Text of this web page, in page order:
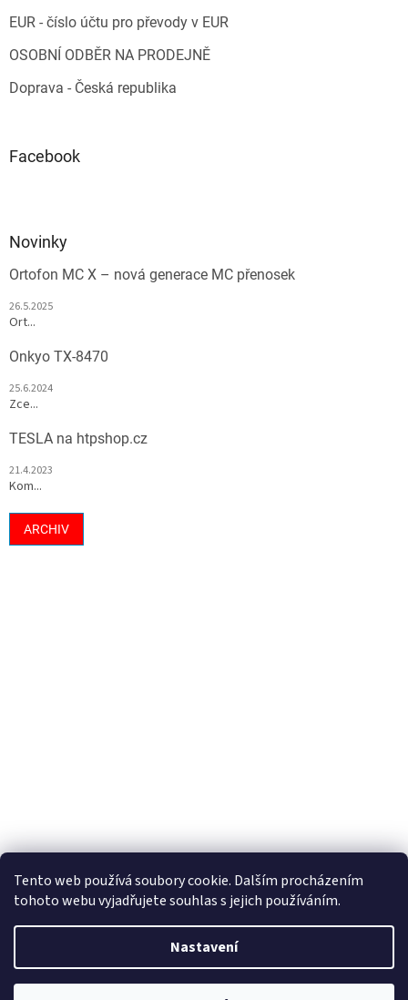
Tento web používá soubory cookie. Dalším procházením
tohoto webu vyjadřujete souhlas s jejich používáním.
Nastavení
EUR - číslo účtu pro převody v EUR
OSOBNÍ ODBĚR NA PRODEJNĚ
Doprava - Česká republika
Facebook
Novinky
Ortofon MC X – nová generace MC přenosek
26.5.2025
Ort...
Onkyo TX-8470
25.6.2024
Zce...
TESLA na htpshop.cz
21.4.2023
Kom...
ARCHIV
Copyright 2026Horizon Trading Prague sro. Všechna práva